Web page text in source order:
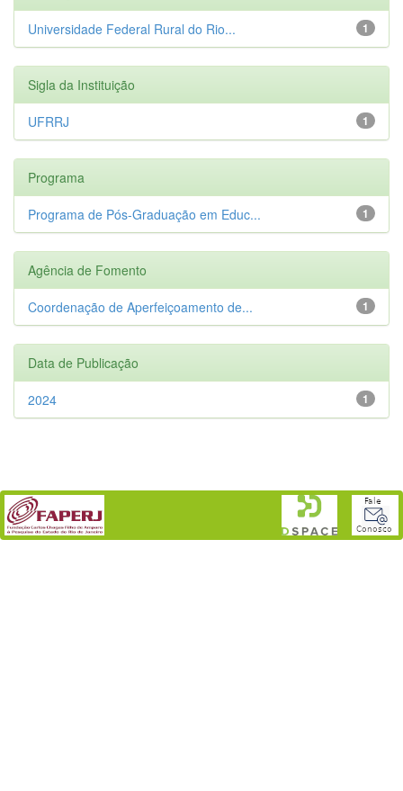
1
Universidade Federal Rural do Rio...
Sigla da Instituição
1
UFRRJ
Programa
1
Programa de Pós-Graduação em Educ...
Agência de Fomento
1
Coordenação de Aperfeiçoamento de...
Data de Publicação
1
2024